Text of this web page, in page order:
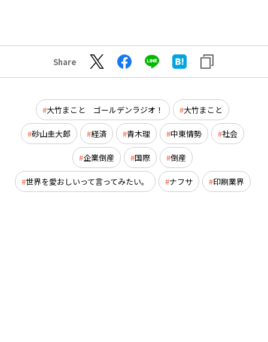
Share
大竹まこと ゴールデンラジオ！ 大竹まこと
砂山圭大郎 経済 青木理 中東情勢 社会
企業倒産 国際 倒産
世界を愛おしいって言ってみたい。 ナフサ 印刷業界